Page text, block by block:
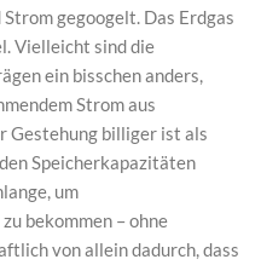
gegoogelt. Das Erdgas
Vielleicht sind die
ein bisschen anders,
Strom aus
Gestehung billiger ist als
Speicherkapazitäten
um
bekommen – ohne
von allein dadurch, dass